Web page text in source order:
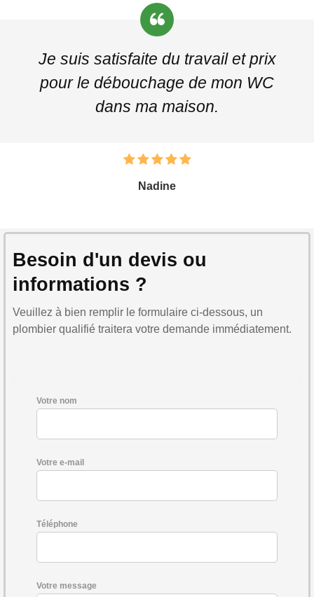
Je suis satisfaite du travail et prix
pour le débouchage de mon WC
dans ma maison.
Nadine
Besoin d'un devis ou
informations ?
Veuillez à bien remplir le formulaire ci-dessous, un
plombier qualifié traitera votre demande immédiatement.
Votre nom
Votre e-mail
Téléphone
Votre message